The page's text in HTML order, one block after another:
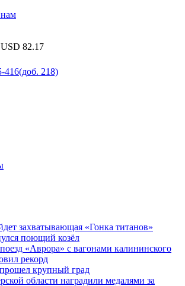
82.17
416(доб. 218)
захватывающая «Гонка титанов»
поющий козёл
«Аврора» с вагонами калининского
рекорд
крупный град
области наградили медалями за